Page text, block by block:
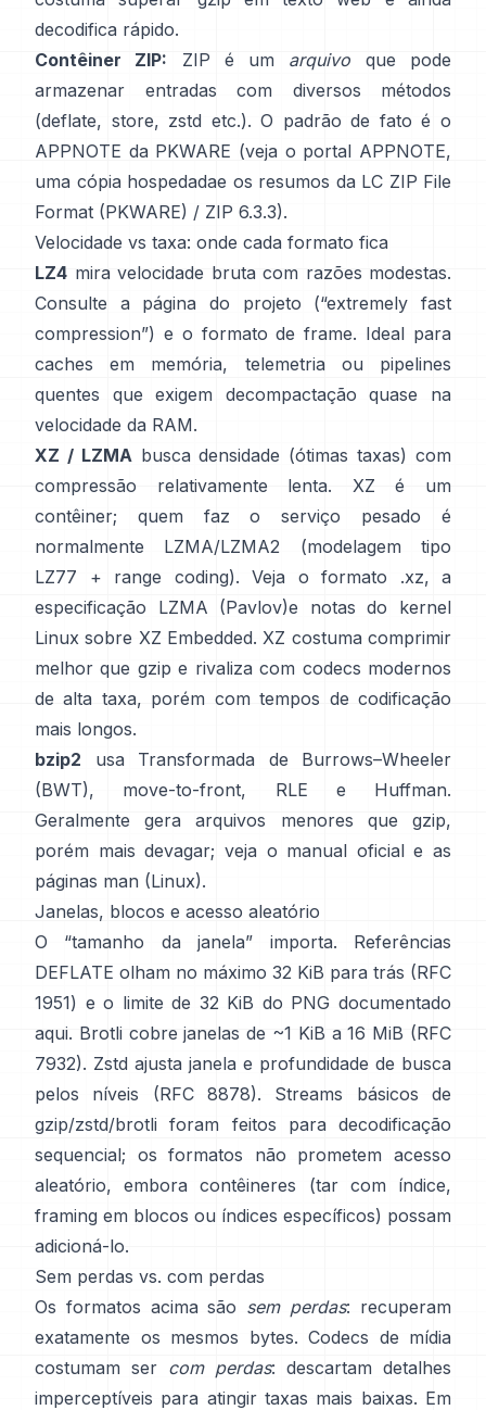
decodifica rápido.
Contêiner ZIP: ZIP é um arquivo que pode
armazenar entradas com diversos métodos
(deflate, store, zstd etc.). O padrão de fato é o
APPNOTE da PKWARE (veja o portal APPNOTE,
uma cópia hospedadae os resumos da LC ZIP File
Format (PKWARE) / ZIP 6.3.3).
Velocidade vs taxa: onde cada formato fica
LZ4 mira velocidade bruta com razões modestas.
Consulte a
página do projeto
(“extremely fast
compression”) e o formato de frame. Ideal para
caches em memória, telemetria ou pipelines
quentes que exigem decompactação quase na
velocidade da RAM.
XZ / LZMAbusca densidade (ótimas taxas) com
compressão relativamente lenta. XZ é um
contêiner; quem faz o serviço pesado é
normalmente LZMA/LZMA2 (modelagem tipo
LZ77 + range coding). Veja
o formato .xz, a
especificação LZMA (Pavlov)e notas do kernel
Linux sobre XZ Embedded. XZ costuma comprimir
melhor que gzip e rivaliza com codecs modernos
de alta taxa, porém com tempos de codificação
mais longos.
bzip2 usa
Transformada de Burrows–Wheeler
(BWT), move-to-front, RLE e Huffman.
Geralmente gera arquivos menores que gzip,
porém mais devagar; veja o manual oficial e as
páginas man (Linux).
Janelas, blocos e acesso aleatório
O “tamanho da janela” importa. Referências
DEFLATE olham no máximo 32 KiB para trás (RFC
1951) e o limite de 32 KiB do PNG documentado
aqui. Brotli cobre janelas de ~1 KiB a 16 MiB (RFC
7932). Zstd ajusta janela e profundidade de busca
pelos níveis
(RFC 8878). Streams básicos de
gzip/zstd/brotli foram feitos para decodificação
sequencial; os formatos
não prometem acesso
aleatório, embora contêineres (tar com índice,
framing em blocos ou índices específicos) possam
adicioná-lo.
Sem perdas vs. com perdas
Os formatos acima são sem perdas: recuperam
exatamente os mesmos bytes. Codecs de mídia
costumam ser com perdas: descartam detalhes
imperceptíveis para atingir taxas mais baixas. Em